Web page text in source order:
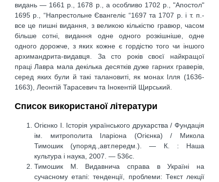
видань — 1661 р., 1678 р., а особливо 1702 р., "Апостол"
1695 р., “Напрестольне Євангеліє “1697 та 1707 р. і т. п.-
все це пишні видання, з великою кількістю гравюр, часом
більше сотні, видання одне одного розкішніше, одне
одного дорожче, з яких кожне є гордістю того чи іншого
архимандрита-видавця. За сто років своєї найкращої
праці Лавра мала декілька десятків дуже гарних граверів,
серед яких були й такі талановиті, як монах Ілля (1636-
1663), Леонтій Тарасевич та Інокентій Щирський.
Список використаної літератури
Огієнко І. Історія українського друкарства / Фундація
ім. митрополита Іларіона (Огієнка) / Микола
Тимошик (упоряд.,авт.передм.). — К. : Наша
культура і наука, 2007. — 536с.
Тимошик М. Видавнича справа в Україні на
сучасному етапі: тенденції, проблеми: Текст лекції